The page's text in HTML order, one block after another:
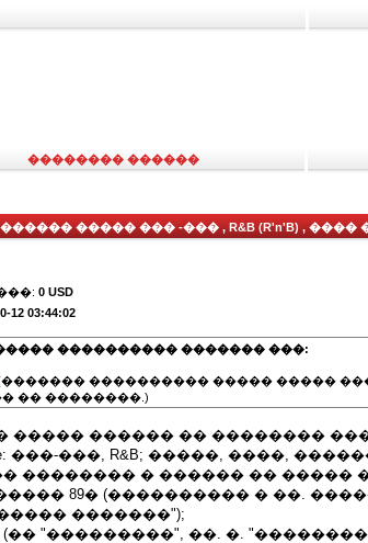
�������� ������
����� ��� -��� , R&B (R'n'B) ,
0 USD
12 03:44:02
���������� ������� ���:
���������� ����� �����
�� ��������.)
����� ������ �� ��������
���-���, R&B; �����, ����,
�������� � ������ �� �����
89� (���������� � ��.
�������");
(�� "���������", ��. �.